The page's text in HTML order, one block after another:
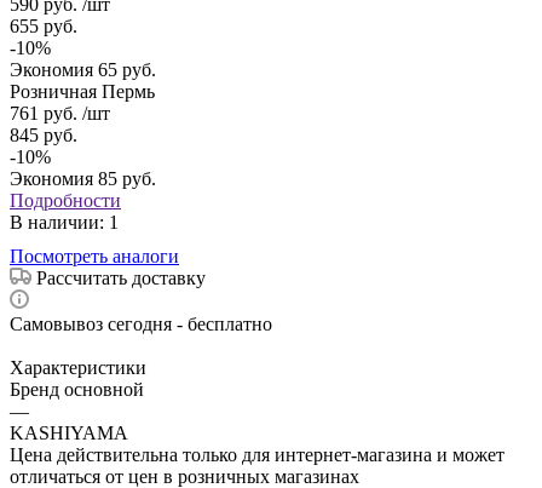
655 руб.
-10%
Экономия 65 руб.
Розничная Пермь
761 руб. /шт
845 руб.
-10%
Экономия 85 руб.
Подробности
В наличии: 1
Посмотреть аналоги
Рассчитать доставку
Самовывоз сегодня - бесплатно
Характеристики
Бренд основной
—
KASHIYAMA
Цена действительна только для интернет-магазина и может
отличаться от цен в розничных магазинах